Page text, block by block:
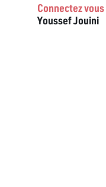
Connectez vous
Youssef Jouini